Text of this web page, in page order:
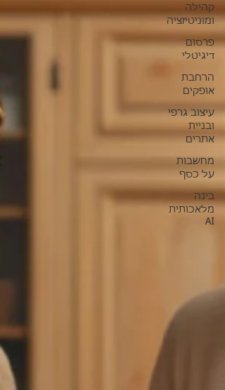
קהילה
ומוניטיזציה
פרסום
דיגיטלי
הרחבת
אופקים
עיצוב גרפי
ובניית
אתרים
מחשבות
על כסף
בינה
מלאכותית
AI